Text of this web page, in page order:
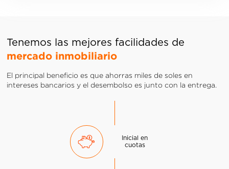
Tenemos las mejores facilidades de
mercado inmobiliario
El principal beneficio es que ahorras miles de soles en
intereses bancarios y el desembolso es junto con la entrega.
Inicial en
cuotas